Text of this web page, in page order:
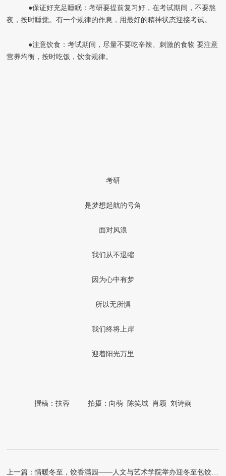
●保证好充足睡眠：考研要提前复习好，在考试期间，不要熬
夜，按时睡觉。有一个规律的作息，用最好的精神状态迎接考试。
●注意饮食：考试期间，尽量不要吃辛辣、刺激的食物 要注意
营养均衡，按时吃饭，饮食规律。
考研
是梦想起航的号角
面对风浪
我们从不退缩
因为心中有梦
所以无所惧
我们终将上岸
迎着阳光万里
撰稿：扶蓉 拍摄：向萌 陈笑域 肖颖 刘诗娴
上一篇：情暖冬至，饺香满园——人文与艺术学院举办迎冬至包饺子活动